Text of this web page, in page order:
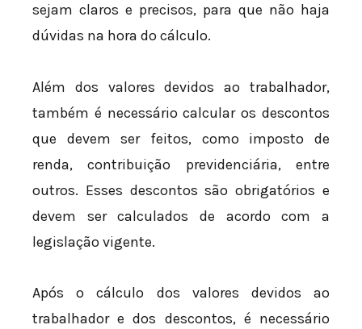
sejam claros e precisos, para que não haja
dúvidas na hora do cálculo.
Além dos valores devidos ao trabalhador,
também é necessário calcular os descontos
que devem ser feitos, como imposto de
renda, contribuição previdenciária, entre
outros. Esses descontos são obrigatórios e
devem ser calculados de acordo com a
legislação vigente.
Após o cálculo dos valores devidos ao
trabalhador e dos descontos, é necessário